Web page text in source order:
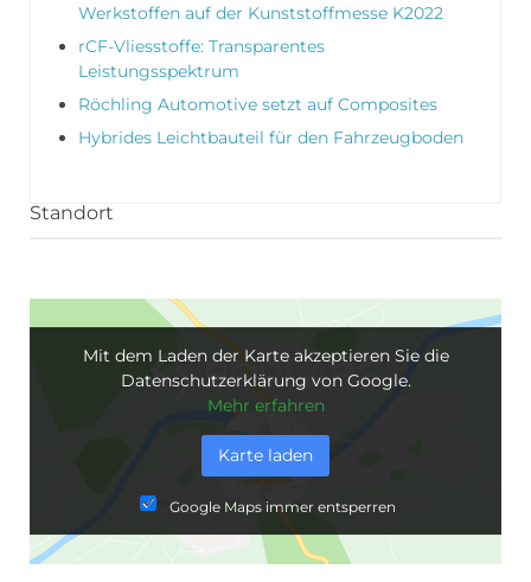
Werkstoffen auf der Kunststoffmesse K2022
rCF-Vliesstoffe: Transparentes
Leistungsspektrum
Röchling Automotive setzt auf Composites
Hybrides Leichtbauteil für den Fahrzeugboden
Standort
Mit dem Laden der Karte akzeptieren Sie die
Datenschutzerklärung von Google.
Mehr erfahren
Karte laden
Google Maps immer entsperren